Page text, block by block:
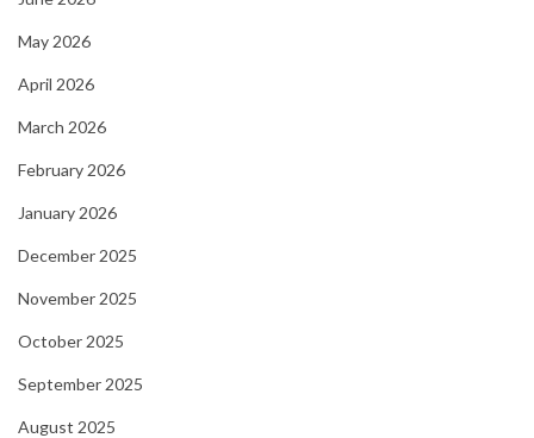
May 2026
April 2026
March 2026
February 2026
January 2026
December 2025
November 2025
October 2025
September 2025
August 2025